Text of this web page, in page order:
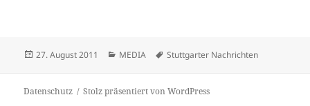
Veröffentlicht
27. August 2011 Kategorien
MEDIA Schlagwörter
Stuttgarter Nachrichten
Datenschutz Stolz präsentiert von WordPress